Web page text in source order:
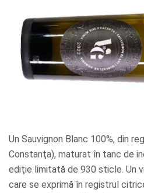
Un Sauvignon Blanc 100%, din
Constanţa), maturat în tanc de
ediţie limitată de 930 sticle. Un
care se exprimă în registrul